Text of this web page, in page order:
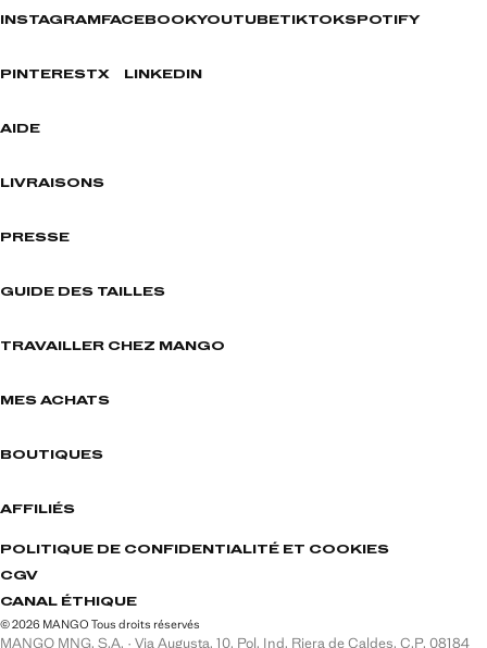
INSTAGRAM FACEBOOKYOUTUBETIKTOKSPOTIFY
PINTERESTX LINKEDIN
AIDE
LIVRAISONS
PRESSE
GUIDE DES TAILLES
TRAVAILLER CHEZ MANGO
MES ACHATS
BOUTIQUES
AFFILIÉS
POLITIQUE DE CONFIDENTIALITÉ ET COOKIES
CGV
CANAL ÉTHIQUE
© 2026 MANGO Tous droits réservés
MANGO MNG, S.A. · Via Augusta, 10, Pol. Ind. Riera de Caldes, C.P. 08184